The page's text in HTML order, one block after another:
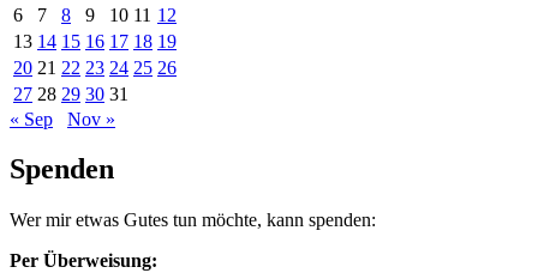
6
7 8 9 10 11 12
13 14 15 16 17 18 19
20 21 22 23 24 25 26
27 28 29 30 31
« Sep
Nov »
Spenden
Wer mir etwas Gutes tun möchte, kann spenden:
Per Überweisung: